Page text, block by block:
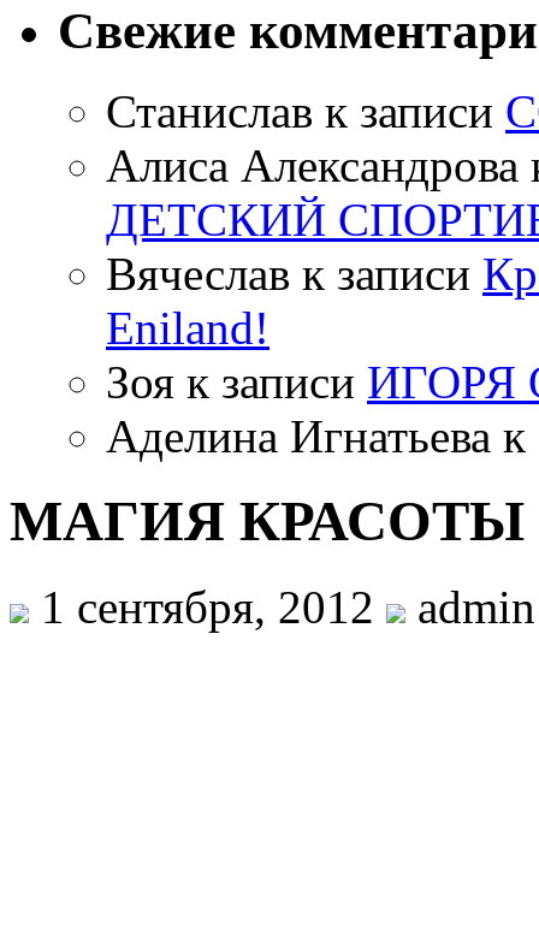
Свежие
Станислав к записи
Алиса Александрова
ДЕТСКИЙ
Вячеслав к записи
Eniland!
Зоя к записи ИГОРЯ
Аделина Игнатьева к
МАГИЯ
1 сентября, 2012 admin